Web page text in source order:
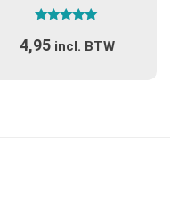
5.00
uit 5
4,95 incl. BTW